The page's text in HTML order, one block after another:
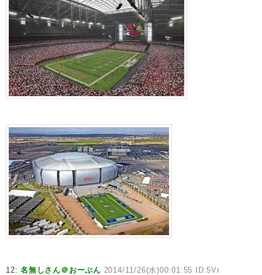
12:名無しさん＠おーぷん 2014/11/26(水)00:01:55 ID:5Vr